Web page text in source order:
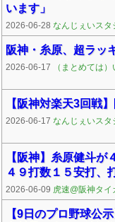
います」
2026-06-28 なんじぇいスタ
阪神・糸原、超ラッ
2026-06-17 （まとめては）
【阪神対楽天3回戦
2026-06-17 なんじぇいスタ
【阪神】糸原健斗
４９打数１５安打、
2026-06-09 虎速@阪神タイ
【9日のプロ野球公